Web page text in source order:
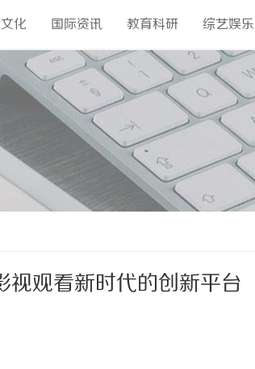
化 国际资讯 教育科研 综艺娱乐
观看新时代的创新平台